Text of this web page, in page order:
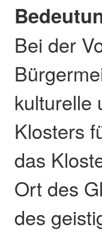
Bei der
kulturelle
Klosters
das
Ort des
des